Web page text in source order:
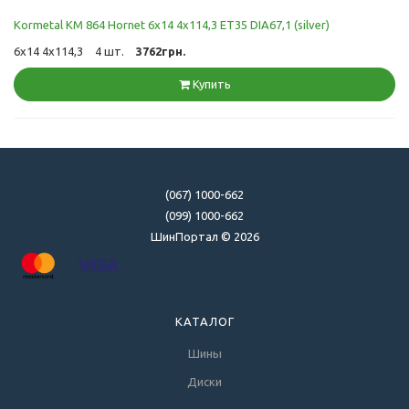
Kormetal KM 864 Hornet 6x14 4x114,3 ET35 DIA67,1 (silver)
6x14 4x114,3 4 шт. 3762грн.
Купить
(067) 1000-662
(099) 1000-662
ШинПортал © 2026
КАТАЛОГ
Шины
Диски